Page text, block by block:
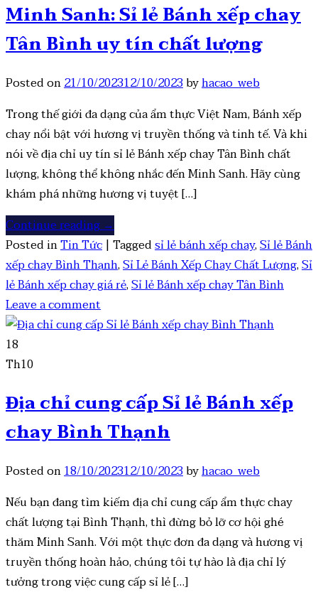
Minh Sanh: Sỉ lẻ Bánh xếp chay
Tân Bình uy tín chất lượng
Posted on21/10/202312/10/2023byhacao_web
Trong thế giới đa dạng của ẩm thực Việt Nam, Bánh xếp
chay nổi bật với hương vị truyền thống và tinh tế. Và khi
nói về địa chỉ uy tín sỉ lẻ Bánh xếp chay Tân Bình chất
lượng, không thể không nhắc đến Minh Sanh. Hãy cùng
khám phá những hương vị tuyệt […]
Continue reading→
Posted inTin Tức | Taggedsỉ lẻ bánh xếp chay,Sỉ lẻ Bánh
xếp chay Bình Thạnh,Sỉ Lẻ Bánh Xếp Chay Chất Lượng,Sỉ
lẻ Bánh xếp chay giá rẻ,Sỉ lẻ Bánh xếp chay Tân Bình
Leave a comment
18
Th10
Địa chỉ cung cấp Sỉ lẻ Bánh xếp
chay Bình Thạnh
Posted on18/10/202312/10/2023byhacao_web
Nếu bạn đang tìm kiếm địa chỉ cung cấp ẩm thực chay
chất lượng tại Bình Thạnh, thì đừng bỏ lỡ cơ hội ghé
thăm Minh Sanh. Với một thực đơn đa dạng và hương vị
truyền thống hoàn hảo, chúng tôi tự hào là địa chỉ lý
tưởng trong việc cung cấp sỉ lẻ […]